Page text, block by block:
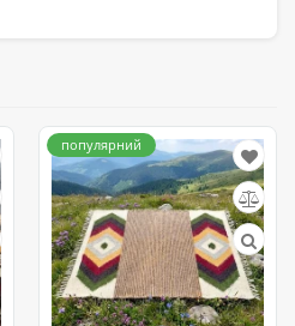
популярний